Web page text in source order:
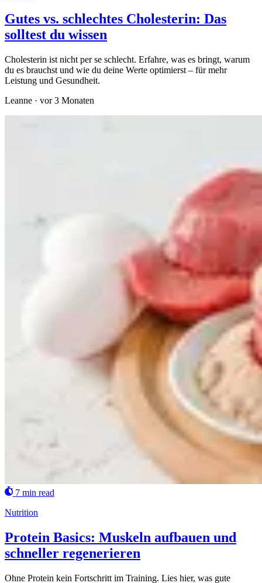
Gutes vs. schlechtes Cholesterin: Das
solltest du wissen
Cholesterin ist nicht per se schlecht. Erfahre, was es bringt, warum
du es brauchst und wie du deine Werte optimierst – für mehr
Leistung und Gesundheit.
Leanne · vor 3 Monaten
7 min read
Nutrition
Protein Basics: Muskeln aufbauen und
schneller regenerieren
Ohne Protein kein Fortschritt im Training. Lies hier, was gute